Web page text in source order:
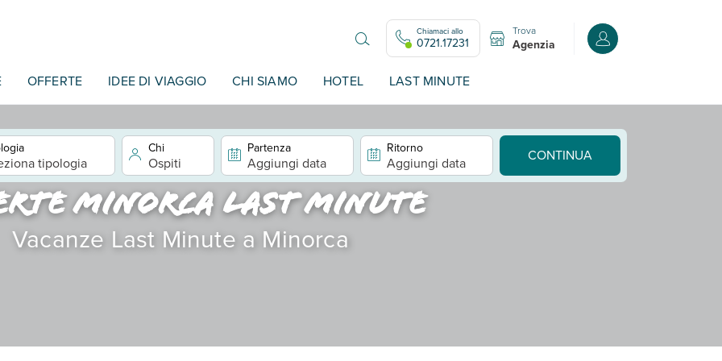
Chiamaci allo
0721.17231
Trova
Agenzia Accedi o registrati
OFFERTE IDEE DI VIAGGIO CHI SIAMO HOTEL LAST MINUTE
tipologia
Chi
Ospiti
Partenza
Aggiungi data
Ritorno
Aggiungi data CONTINUA
Minorca last minute
Vacanze Last Minute a Minorca